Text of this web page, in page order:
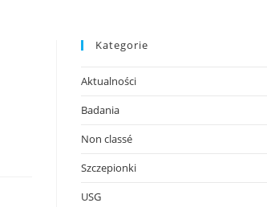
Kategorie
Aktualności
Badania
Non classé
Szczepionki
USG